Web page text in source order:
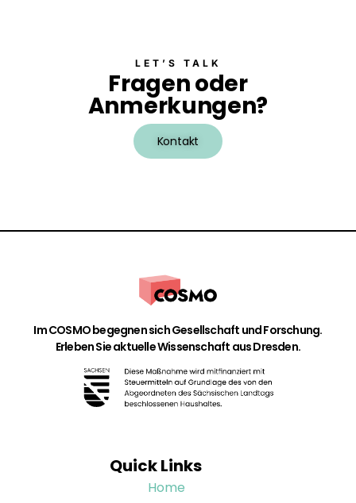
LET’S TALK
Fragen oder
Anmerkungen?
Kontakt
Im COSMO begegnen sich Gesellschaft und Forschung.
Erleben Sie aktuelle Wissenschaft aus Dresden.
Quick Links
Home